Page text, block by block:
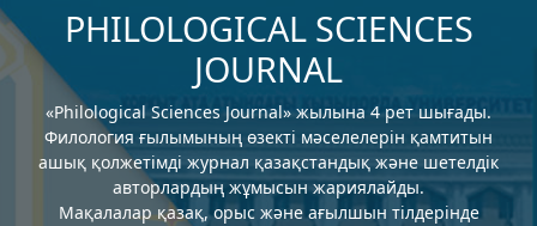
PHILOLOGICAL SCIENCES
JOURNAL
«Philological Sciences Journal» жылына 4 рет шығады.
Филология ғылымының өзекті мәселелерін қамтитын
ашық қолжетімді журнал қазақстандық және шетелдік
авторлардың жұмысын жариялайды.
Мақалалар қазақ, орыс және ағылшын тілдерінде